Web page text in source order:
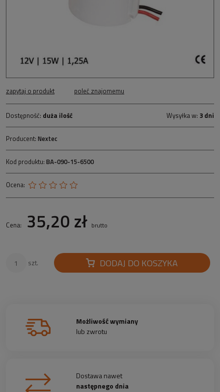
zapytaj o produkt poleć znajomemu
Dostępność: duża ilość Wysyłka w: 3 dni
Producent: Nextec
Kod produktu: BA-090-15-6500
Ocena:
Cena: 35,20 zł brutto
szt. DODAJ DO KOSZYKA
Możliwość wymiany
lub zwrotu
Dostawa nawet
następnego dnia